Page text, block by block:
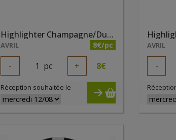
Highlighter Champagne/Dune bio
AVRIL 8€/pc
- 1 pc + 8€
Réception souhaitée le
AVRIL
-